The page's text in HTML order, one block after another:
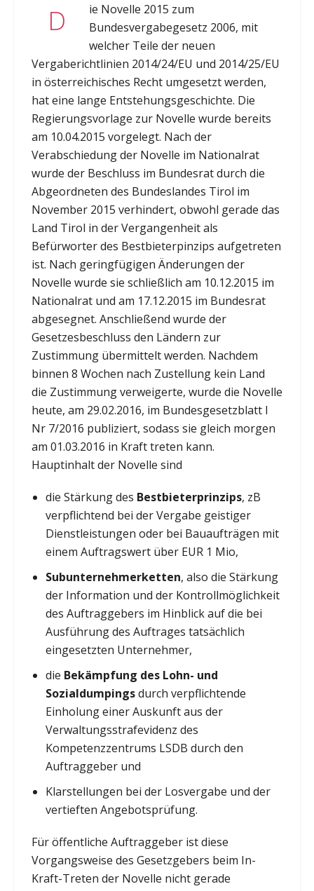
D
ie Novelle 2015 zum
Bundesvergabegesetz 2006, mit
welcher Teile der neuen
Vergaberichtlinien 2014/24/EU und 2014/25/EU
in österreichisches Recht umgesetzt werden,
hat eine lange Entstehungsgeschichte. Die
Regierungsvorlage zur Novelle wurde bereits
am 10.04.2015 vorgelegt. Nach der
Verabschiedung der Novelle im Nationalrat
wurde der Beschluss im Bundesrat durch die
Abgeordneten des Bundeslandes Tirol im
November 2015 verhindert, obwohl gerade das
Land Tirol in der Vergangenheit als
Befürworter des Bestbieterpinzips aufgetreten
ist. Nach geringfügigen Änderungen der
Novelle wurde sie schließlich am 10.12.2015 im
Nationalrat und am 17.12.2015 im Bundesrat
abgesegnet. Anschließend wurde der
Gesetzesbeschluss den Ländern zur
Zustimmung übermittelt werden. Nachdem
binnen 8 Wochen nach Zustellung kein Land
die Zustimmung verweigerte, wurde die Novelle
heute, am 29.02.2016, im Bundesgesetzblatt I
Nr 7/2016 publiziert, sodass sie gleich morgen
am 01.03.2016 in Kraft treten kann.
Hauptinhalt der Novelle sind
die Stärkung des Bestbieterprinzips, zB
verpflichtend bei der Vergabe geistiger
Dienstleistungen oder bei Bauaufträgen mit
einem Auftragswert über EUR 1 Mio,
Subunternehmerketten, also die Stärkung
der Information und der Kontrollmöglichkeit
des Auftraggebers im Hinblick auf die bei
Ausführung des Auftrages tatsächlich
eingesetzten Unternehmer,
die Bekämpfung des Lohn- und
Sozialdumpingsdurch verpflichtende
Einholung einer Auskunft aus der
Verwaltungsstrafevidenz des
Kompetenzzentrums LSDB durch den
Auftraggeber und
Klarstellungen bei der Losvergabe und der
vertieften Angebotsprüfung.
Für öffentliche Auftraggeber ist diese
Vorgangsweise des Gesetzgebers beim In-
Kraft-Treten der Novelle nicht gerade